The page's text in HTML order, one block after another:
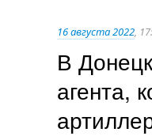
16 августа 2022,
В
агента,